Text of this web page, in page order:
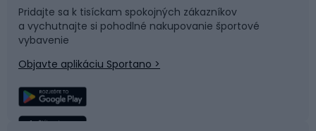
Časti bicyklov
Rybolov
Snowboard
Plávanie
Pridajte sa k tisíckam spokojných zákazníkov
a vychutnajte si pohodlné nakupovanie športové
vybavenie
Objavte aplikáciu Sportano >